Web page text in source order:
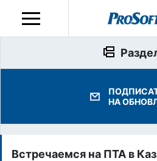
Встречаемся на ПТА в
НА